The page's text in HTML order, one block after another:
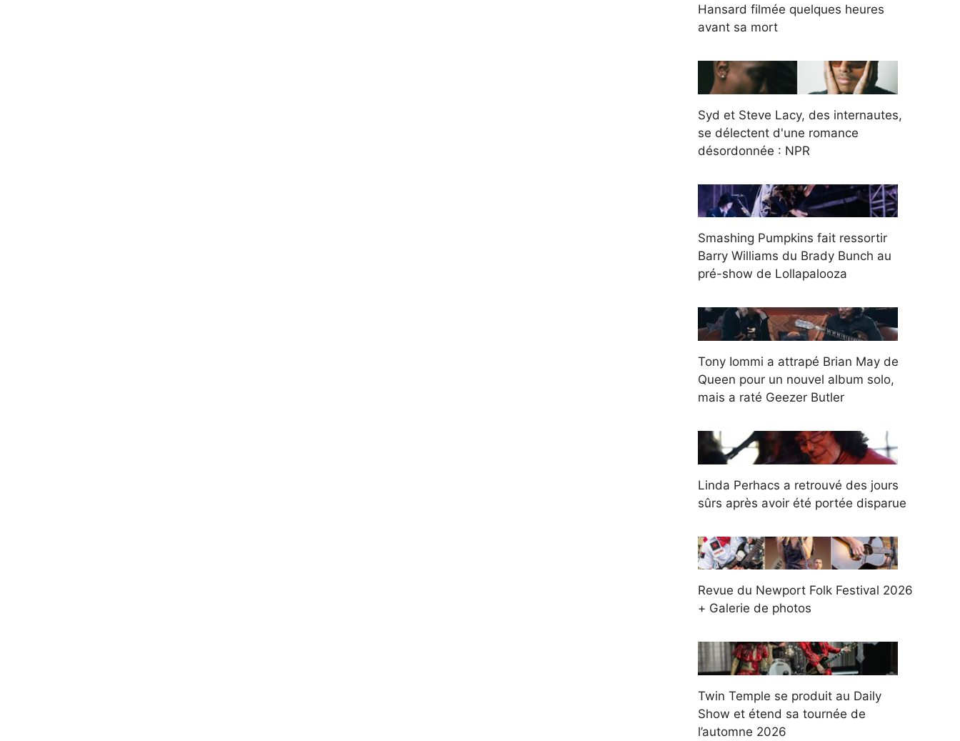
Hansard filmée quelques heures
avant sa mort
Syd et Steve Lacy, des internautes,
se délectent d'une romance
désordonnée : NPR
Smashing Pumpkins fait ressortir
Barry Williams du Brady Bunch au
pré-show de Lollapalooza
Tony Iommi a attrapé Brian May de
Queen pour un nouvel album solo,
mais a raté Geezer Butler
Linda Perhacs a retrouvé des jours
sûrs après avoir été portée disparue
Revue du Newport Folk Festival 2026
+ Galerie de photos
Twin Temple se produit au Daily
Show et étend sa tournée de
l’automne 2026